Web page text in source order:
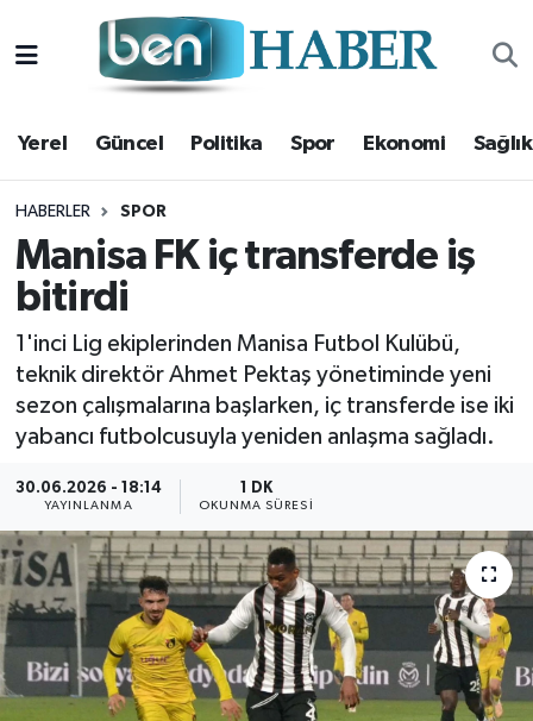
Yerel Güncel Politika Spor Ekonomi Sağlık
HABERLER SPOR
Manisa FK iç transferde iş
bitirdi
1'inci Lig ekiplerinden Manisa Futbol Kulübü,
teknik direktör Ahmet Pektaş yönetiminde yeni
sezon çalışmalarına başlarken, iç transferde ise iki
yabancı futbolcusuyla yeniden anlaşma sağladı.
30.06.2026 - 18:14
YAYINLANMA
1 DK
OKUNMA SÜRESI
Yerel
Güncel
Politika
Spor
Ekonomi
Sağlık
Kültür Sanat
Resmi Reklam
Röportajlar
Hava Durumu
Trafik Durumu
Süper Lig Puan Durumu ve Fikstür
Tüm Manşetler
Son Dakika Haberleri
Haber Arşivi